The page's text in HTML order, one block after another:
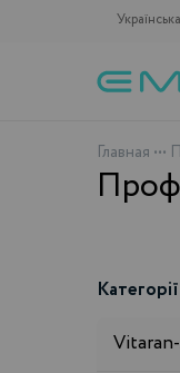
Українська
Главная •••
Категорії